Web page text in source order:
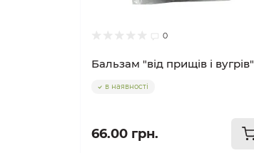
0
Бальзам "від прищів і вугрів"
в наявності
66.00 грн.